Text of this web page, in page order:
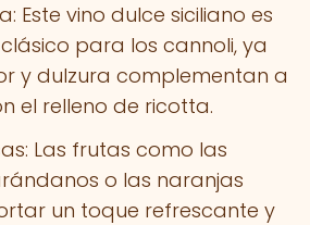
Este vino dulce siciliano es
para los cannoli, ya
y dulzura complementan a
el relleno de ricotta.
Las frutas como las
o las naranjas
un toque refrescante y